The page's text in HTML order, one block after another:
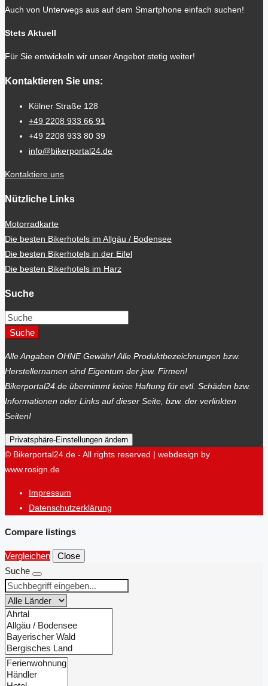
Auch von Unterwegs aus auf dem Smartphone einfach suchen!
Stets Aktuell
Für Sie entwickeln wir unser Angebot stetig weiter!
Kontaktieren Sie uns:
Kölner Straße 128
+49 2208 933 66 91
+49 2208 933 80 39
info@bikerportal24.de
Kontaktiere uns
Nützliche Links
Motorradkarte
Die besten Bikerhotels im Allgäu / Bodensee
Die besten Bikerhotels in der Eifel
Die besten Bikerhotels im Harz
Suche
Suche
Alle Angaben OHNE Gewähr! Alle Produktbezeichnungen bzw.
Herstellernamen sind Eigentum der jew. Firmen!
Bikerportal24.de übernimmt keine Haftung für evtl. Schäden bzw.
Informationen oder Links auf dieser Seite, bzw. der verlinkten
Seiten!
Privatsphäre-Einstellungen ändern
© Bikerportal24.de - All rights reserved | webdesign by
www.rosign.de
Impressum
Datenschutzerklärung
Compare listings
Vergleichen
Close
Suche